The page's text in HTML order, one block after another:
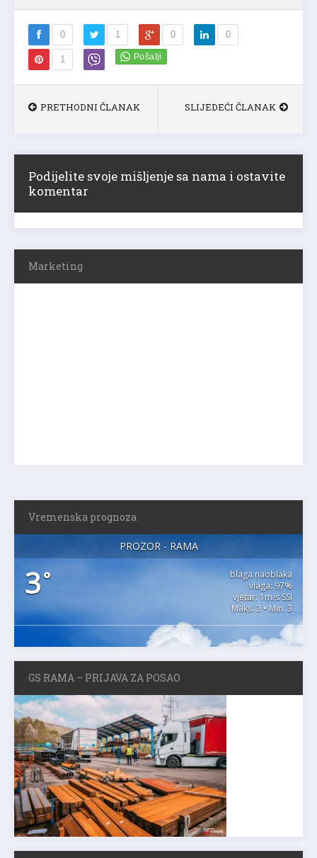
0 1 0 0
1
PRETHODNI ČLANAK SLIJEDEĆI ČLANAK
Podijelite svoje mišljenje sa nama i ostavite
komentar
Marketing
Vremenska prognoza
PROZOR - RAMA
3°
blaga naoblaka
vlaga: 97%
vjetar: 1m/s SSI
Maks. 3 • Min. 3
GS RAMA – PRIJAVA ZA POSAO